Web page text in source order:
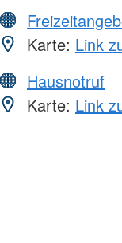
Karte: Link
Hausnotruf
Karte: Link